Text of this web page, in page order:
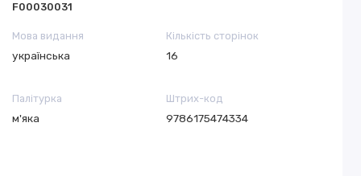
F00030031
Мова видання
українська
Кількість сторінок
16
Палітурка
м'яка
Штрих-код
9786175474334